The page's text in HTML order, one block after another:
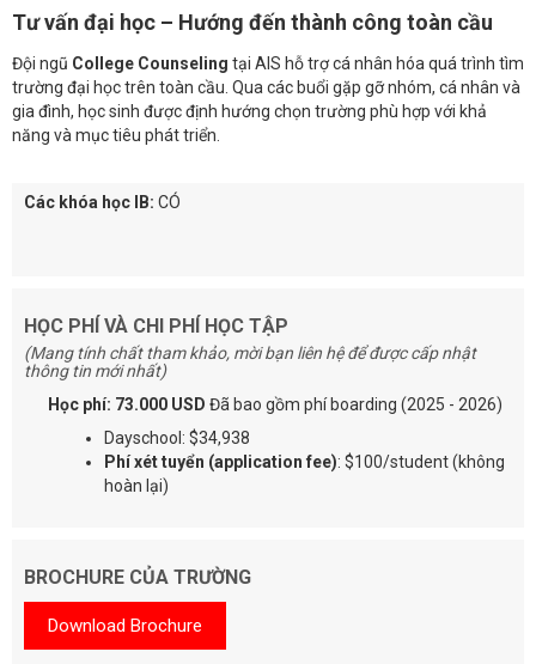
Tư vấn đại học – Hướng đến thành công toàn cầu
Đội ngũ College Counseling tại AIS hỗ trợ cá nhân hóa quá trình tìm
trường đại học trên toàn cầu. Qua các buổi gặp gỡ nhóm, cá nhân và
gia đình, học sinh được định hướng chọn trường phù hợp với khả
năng và mục tiêu phát triển.
Các khóa học IB: CÓ
HỌC PHÍ VÀ CHI PHÍ HỌC TẬP
(Mang tính chất tham khảo, mời bạn liên hệ để được cấp nhật
thông tin mới nhất)
Học phí: 73.000 USD Đã bao gồm phí boarding (2025 - 2026)
Dayschool: $34,938
Phí xét tuyển (application fee): $100/student (không
hoàn lại)
BROCHURE CỦA TRƯỜNG
Download Brochure